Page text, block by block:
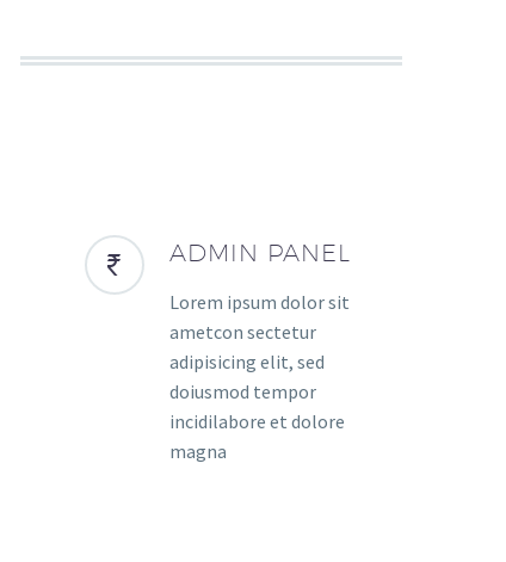
ADMIN PANEL
Lorem ipsum dolor sit
ametcon sectetur
adipisicing elit, sed
doiusmod tempor
incidilabore et dolore
magna